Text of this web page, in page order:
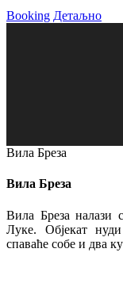
Booking Детаљно
Вила Бреза
Вила Бреза
Вила Бреза налази
Луке. Објекат
спаваће собе и два